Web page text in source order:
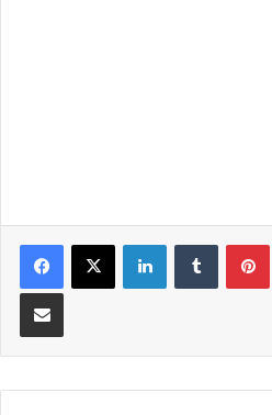
LinkedInTumblr
Partilhar Via Email